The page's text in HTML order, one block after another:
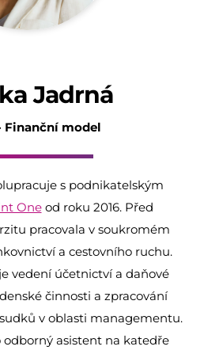
Jadrná
Finanční model
s podnikatelským
Oneod roku 2016. Před
pracovala v soukromém
a cestovního ruchu.
vedení účetnictví a daňové
činnosti a zpracování
v oblasti managementu.
odborný asistent na katedře